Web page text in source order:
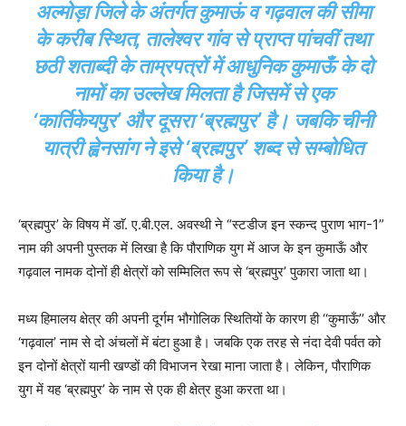
अल्मोड़ा जिले के अंतर्गत कुमाऊं व गढ़वाल की सीमा
के करीब स्थित, तालेश्वर गांव से प्राप्त पांचवीं तथा
छठी शताब्दी के ताम्रपत्रों में आधुनिक कुमाऊँ के दो
नामों का उल्लेख मिलता है जिसमें से एक
‘कार्तिकेयपुर’ और दूसरा ‘ब्रह्मपुर’ है। जबकि चीनी
यात्री ह्वेनसांग ने इसे ‘ब्रह्मपुर’ शब्द से सम्बोधित
किया है।
‘ब्रह्मपुर’ के विषय में डाॅ. ए.बी.एल. अवस्थी ने “स्टडीज इन स्कन्द पुराण भाग-1”
नाम की अपनी पुस्तक में लिखा है कि पौराणिक युग में आज के इन कुमाऊँ और
गढ़वाल नामक दोनों ही क्षेत्रों को सम्मिलित रूप से ‘ब्रह्मपुर’ पुकारा जाता था।
मध्य हिमालय क्षेत्र की अपनी दूर्गम भौगोलिक स्थितियों के कारण ही ‘‘कुमाऊँ’’ और
‘गढ़वाल’ नाम से दो अंचलों में बंटा हुआ है। जबकि एक तरह से नंदा देवी पर्वत को
इन दोनों क्षेत्रों यानी खण्डों की विभाजन रेखा माना जाता है। लेकिन, पौराणिक
युग में यह ‘ब्रह्मपुर’ के नाम से एक ही क्षेत्र हुआ करता था।